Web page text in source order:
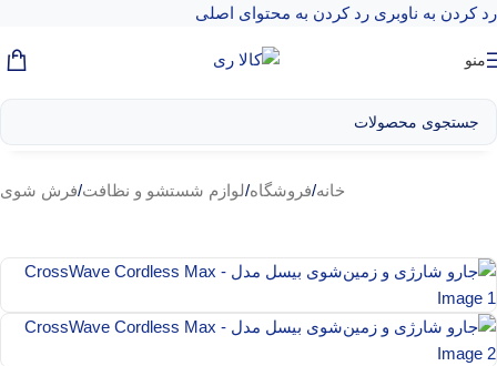
رد کردن به ناوبری رد کردن به محتوای اصلی
منو
خانه/فروشگاه/لوازم شستشو و نظافت/فرش شوی